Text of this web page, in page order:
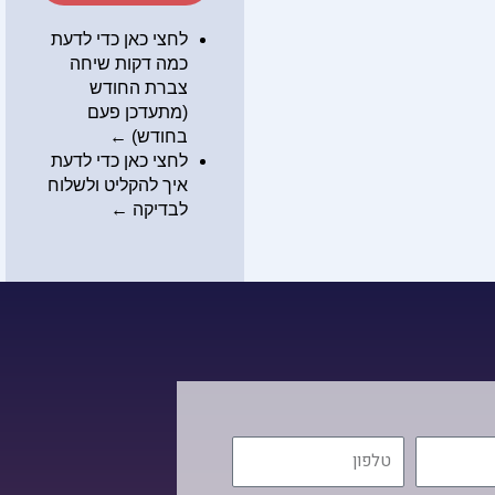
לחצי כאן כדי לדעת
כמה דקות שיחה
צברת החודש
(מתעדכן פעם
בחודש) ←
לחצי כאן כדי לדעת
איך להקליט ולשלוח
לבדיקה ←
טלפון